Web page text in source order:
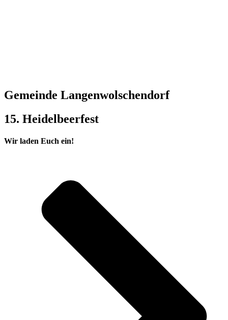
Gemeinde Langenwolschendorf
15. Heidelbeerfest
Wir laden Euch ein!